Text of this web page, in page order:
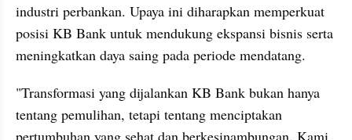
industri perbankan. Upaya ini diharapkan memperkuat
posisi KB Bank untuk mendukung ekspansi bisnis serta
meningkatkan daya saing pada periode mendatang.
"Transformasi yang dijalankan KB Bank bukan hanya
tentang pemulihan, tetapi tentang menciptakan
pertumbuhan yang sehat dan berkesinambungan. Kami